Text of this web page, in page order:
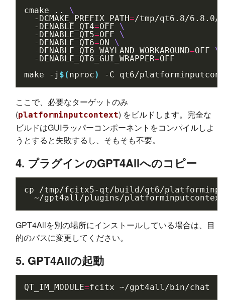
cmake
..
\
-DCMAKE_PREFIX_PATH=/tmp/qt6.8/6.8.0/
-DENABLE_QT4=OFF
\
-DENABLE_QT5=OFF
\
-DENABLE_QT6=ON
\
-DENABLE_QT6_WAYLAND_WORKAROUND=OFF
\
-DENABLE_QT6_GUI_WRAPPER=OFF
make
-j $( nproc) -C
ここで、必要なターゲットのみ
(platforminputcontext) をビルドします。完全な
ビルドはGUIラッパーコンポーネントをコンパイルしよ
うとすると失敗するし、そもそも不要。
4. プラグインのGPT4Allへのコピー
cp /tmp/fcitx5-qt/build/qt6/
GPT4Allを別の場所にインストールしている場合は、目
的のパスに変更してください。
5. GPT4Allの起動
QT_IM_MODULE=fcitx